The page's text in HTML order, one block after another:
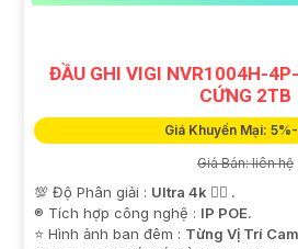
ĐẦU GHI VIGI NVR1004H-
CỨNG 2TB
Giá Khuyến Mại:
Giá Bán: liên hệ
💯 Độ Phân giải : Ultra 4k 👍🏾 .
®️ Tích hợp công nghệ : IP POE.
⭐ Hình ảnh ban đêm : Từng Vị Trí